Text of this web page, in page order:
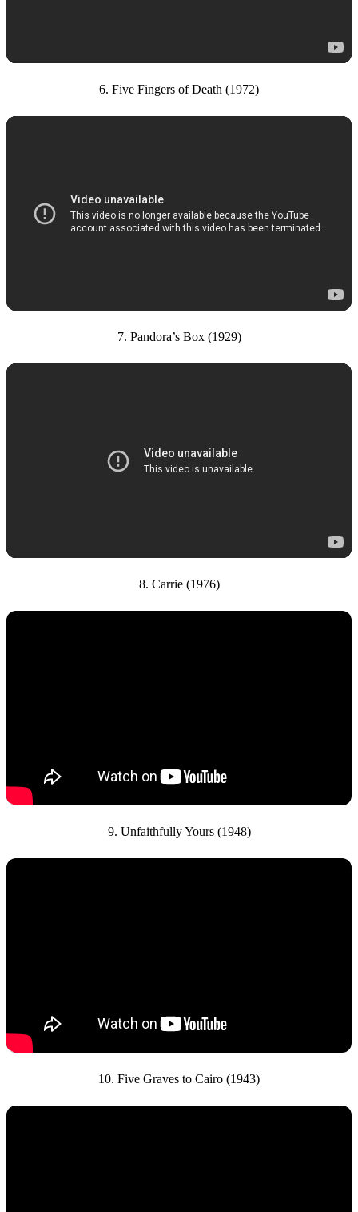
6. Five Fingers of Death (1972)
7. Pandora’s Box (1929)
8. Carrie (1976)
9. Unfaithfully Yours (1948)
10. Five Graves to Cairo (1943)